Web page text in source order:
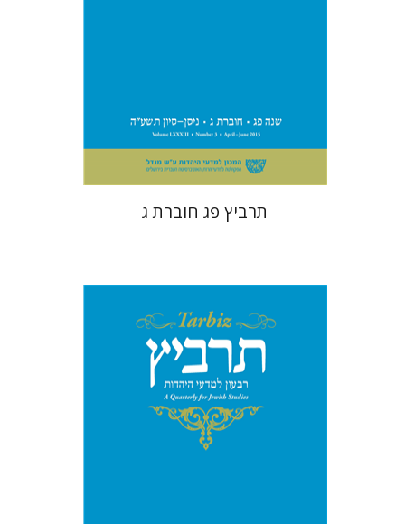
$29
$26
תרביץ פג חוברת ג
מנחם קיסטר
שולמית אליצור
קטרינה ריגו